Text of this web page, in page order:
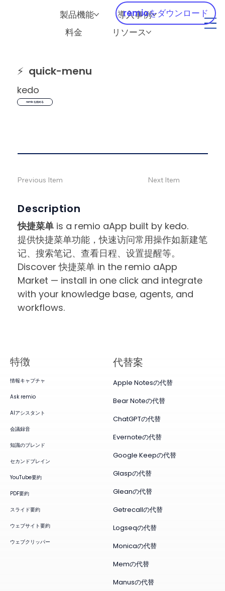
製品機能
導入事例
料金
リソース
remioをダウンロード
⚡ quick-menu
kedo
remio を始める
Description
快捷菜单 is a remio aApp built by kedo.
提供快捷菜单功能，快速访问常用操作如新建笔
记、搜索笔记、查看日程、设置提醒等。
Discover 快捷菜单 in the remio aApp
Market — install in one click and integrate
with your knowledge base, agents, and
workflows.
Previous Item Next Item
特徴
情報キャプチャ
Ask remio
AIアシスタント
会議録音
知識のブレンド
セカンドブレイン
YouTube要約
PDF要約
スライド要約
ウェブサイト要約
ウェブクリッパー
代替案
Apple Notesの代替
Bear Noteの代替
ChatGPTの代替
Evernoteの代替
Google Keepの代替
Glaspの代替
Gleanの代替
Getrecallの代替
Logseqの代替
Monicaの代替
Memの代替
Manusの代替